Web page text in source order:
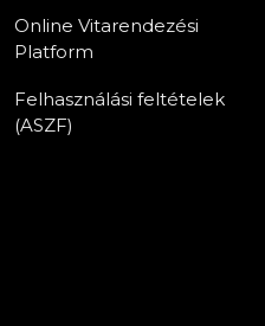
Online Vitarendezési
Platform
Felhasználási feltételek
(ASZF)